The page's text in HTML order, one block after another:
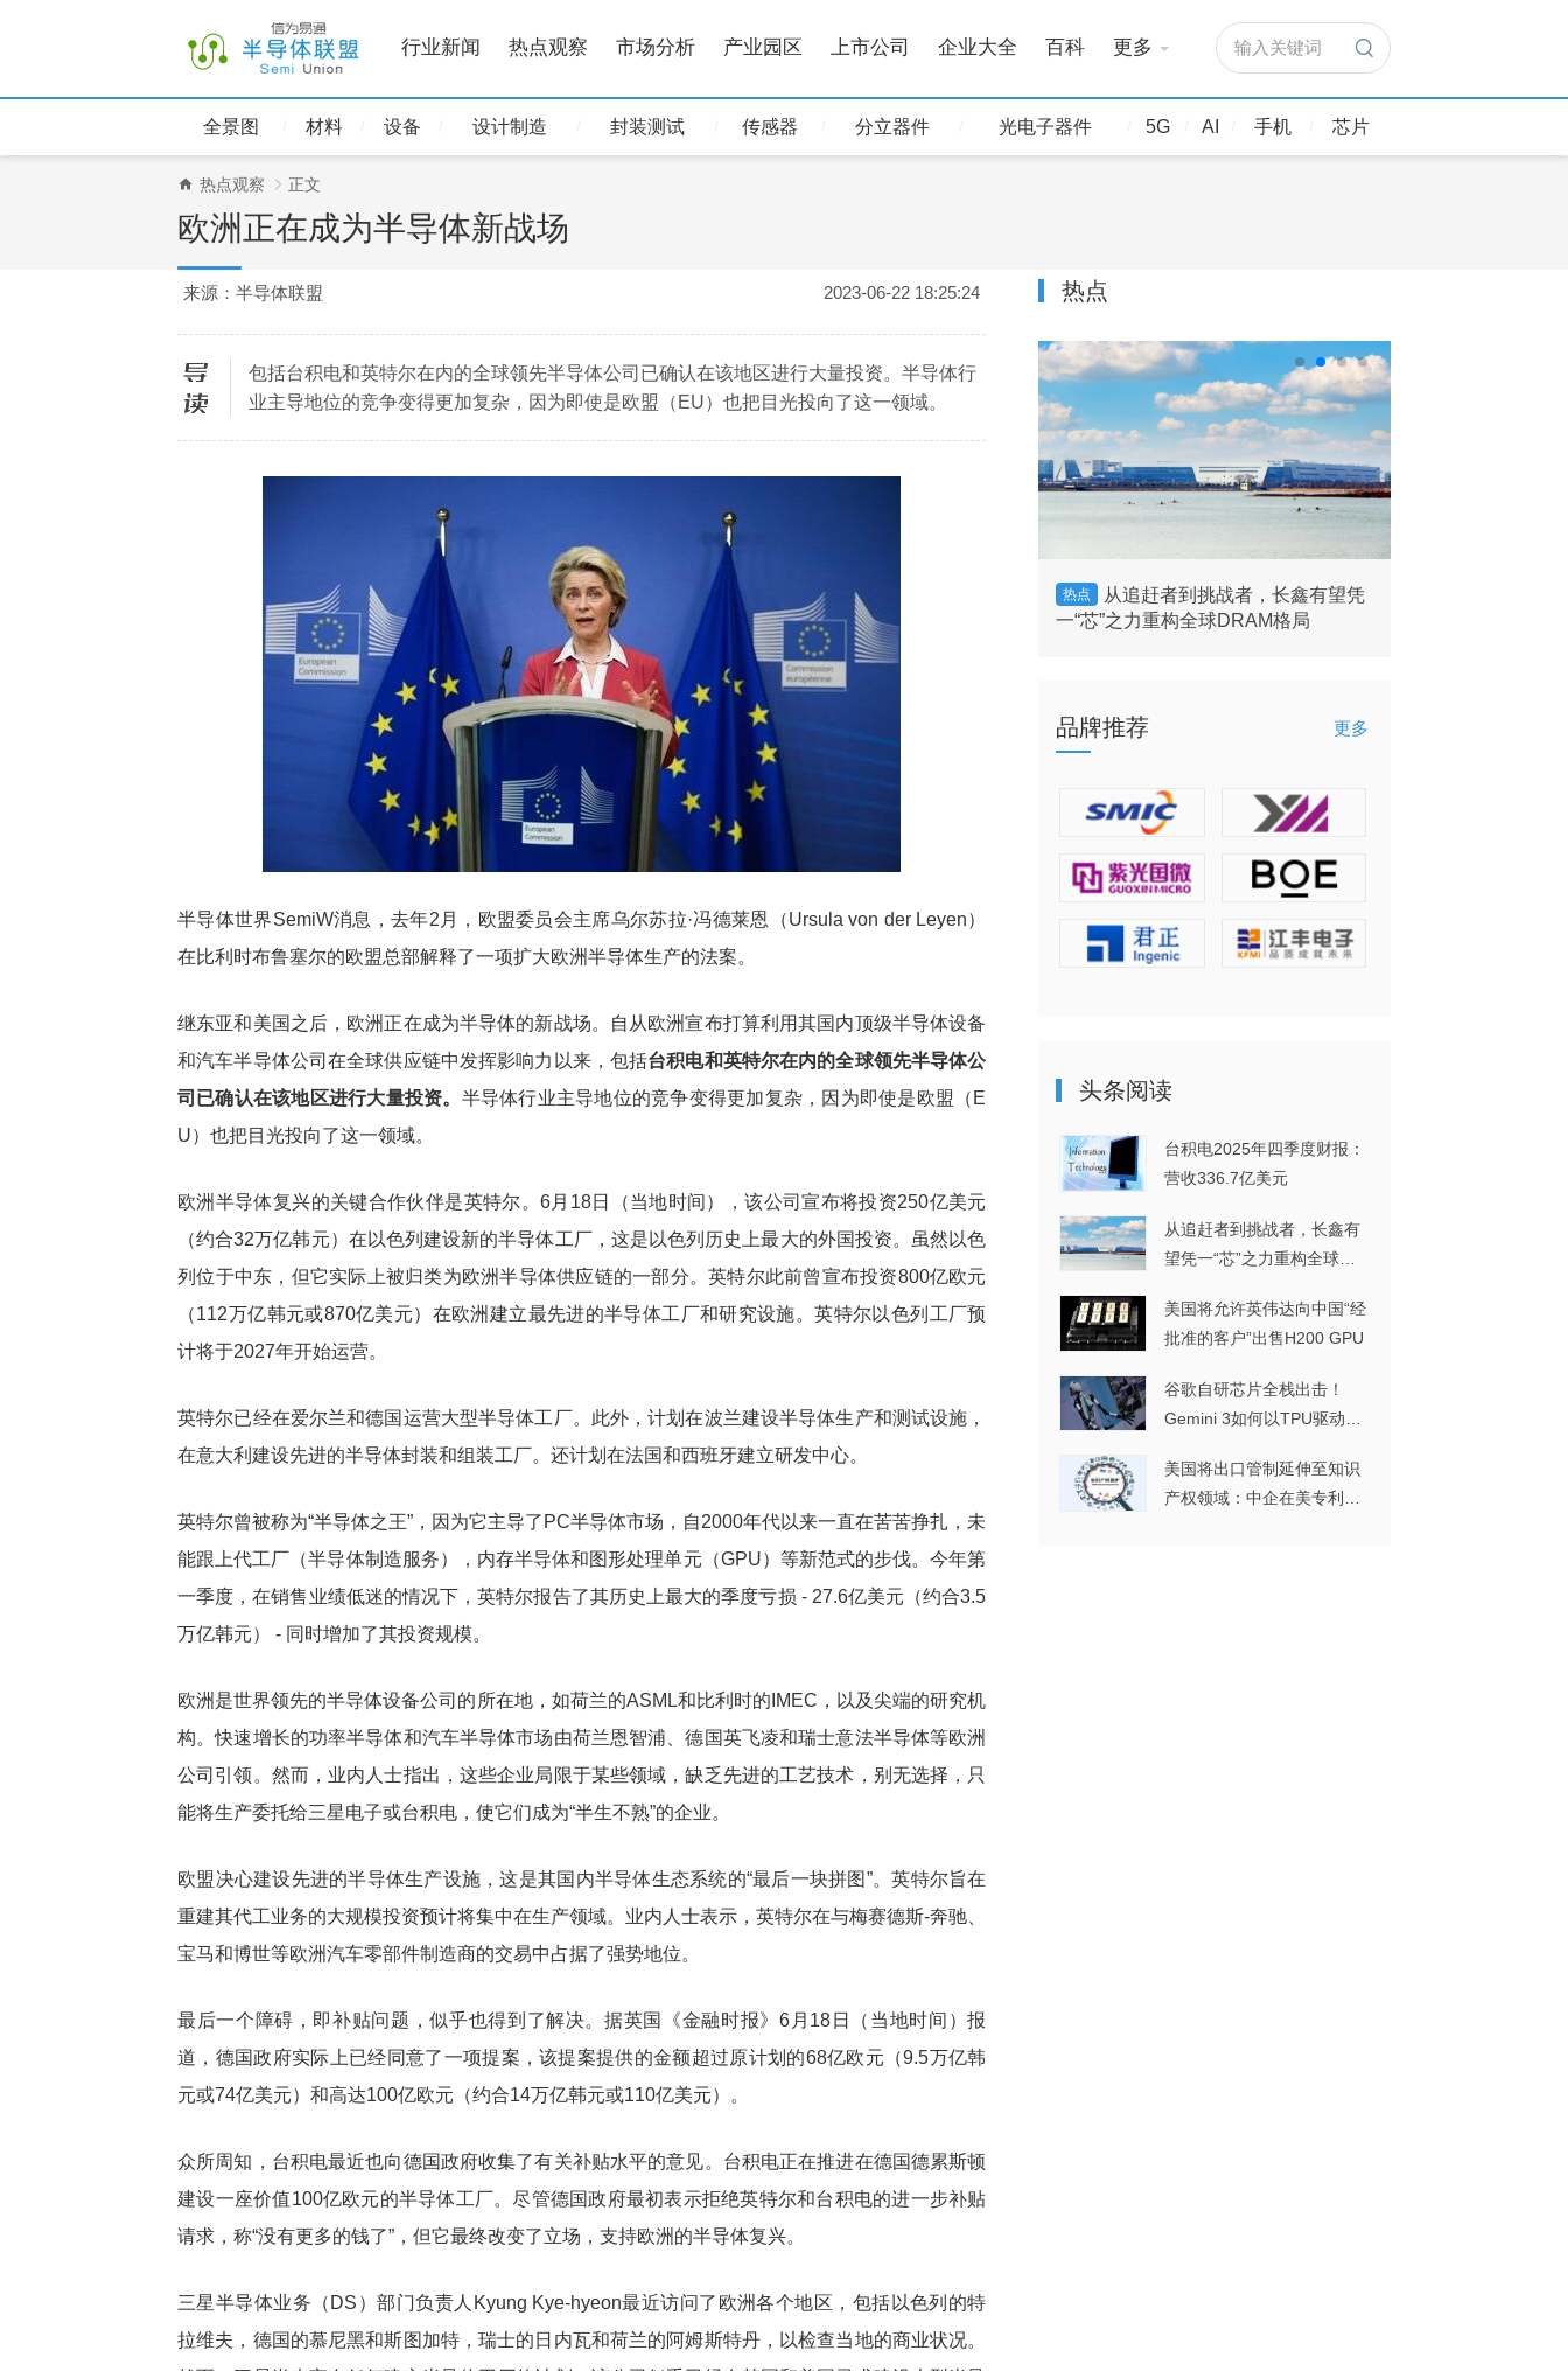
行业新闻 热点观察 市场分析 产业园区 上市公司 企业大全 百科 更多 输入关键词
全景图 材料 设备 设计制造 封装测试 传感器 分立器件 光电子器件 5G AI 手机 芯片
热点观察 正文
欧洲正在成为半导体新战场
来源：半导体联盟 2023-06-22 18:25:24
包括台积电和英特尔在内的全球领先半导体公司已确认在该地区进行大量投资。半导体行
业主导地位的竞争变得更加复杂，因为即使是欧盟（EU）也把目光投向了这一领域。
半导体世界SemiW消息，去年2月，欧盟委员会主席乌尔苏拉·冯德莱恩（Ursula von der Leyen）
在比利时布鲁塞尔的欧盟总部解释了一项扩大欧洲半导体生产的法案。
继东亚和美国之后，欧洲正在成为半导体的新战场。自从欧洲宣布打算利用其国内顶级半导体设备
和汽车半导体公司在全球供应链中发挥影响力以来，包括台积电和英特尔在内的全球领先半导体公
司已确认在该地区进行大量投资。 半导体行业主导地位的竞争变得更加复杂，因为即使是欧盟（E
U）也把目光投向了这一领域。
欧洲半导体复兴的关键合作伙伴是英特尔。6月18日（当地时间），该公司宣布将投资250亿美元
（约合32万亿韩元）在以色列建设新的半导体工厂，这是以色列历史上最大的外国投资。虽然以色
列位于中东，但它实际上被归类为欧洲半导体供应链的一部分。英特尔此前曾宣布投资800亿欧元
（112万亿韩元或870亿美元）在欧洲建立最先进的半导体工厂和研究设施。英特尔以色列工厂预
计将于2027年开始运营。
英特尔已经在爱尔兰和德国运营大型半导体工厂。此外，计划在波兰建设半导体生产和测试设施，
在意大利建设先进的半导体封装和组装工厂。还计划在法国和西班牙建立研发中心。
英特尔曾被称为“半导体之王”，因为它主导了PC半导体市场，自2000年代以来一直在苦苦挣扎，未
能跟上代工厂（半导体制造服务），内存半导体和图形处理单元（GPU）等新范式的步伐。今年第
一季度，在销售业绩低迷的情况下，英特尔报告了其历史上最大的季度亏损 - 27.6亿美元（约合3.5
万亿韩元） - 同时增加了其投资规模。
欧洲是世界领先的半导体设备公司的所在地，如荷兰的ASML和比利时的IMEC，以及尖端的研究机
构。快速增长的功率半导体和汽车半导体市场由荷兰恩智浦、德国英飞凌和瑞士意法半导体等欧洲
公司引领。然而，业内人士指出，这些企业局限于某些领域，缺乏先进的工艺技术，别无选择，只
能将生产委托给三星电子或台积电，使它们成为“半生不熟”的企业。
欧盟决心建设先进的半导体生产设施，这是其国内半导体生态系统的“最后一块拼图”。英特尔旨在
重建其代工业务的大规模投资预计将集中在生产领域。业内人士表示，英特尔在与梅赛德斯-奔驰、
宝马和博世等欧洲汽车零部件制造商的交易中占据了强势地位。
最后一个障碍，即补贴问题，似乎也得到了解决。据英国《金融时报》6月18日（当地时间）报
道，德国政府实际上已经同意了一项提案，该提案提供的金额超过原计划的68亿欧元（9.5万亿韩
元或74亿美元）和高达100亿欧元（约合14万亿韩元或110亿美元）。
众所周知，台积电最近也向德国政府收集了有关补贴水平的意见。台积电正在推进在德国德累斯顿
建设一座价值100亿欧元的半导体工厂。尽管德国政府最初表示拒绝英特尔和台积电的进一步补贴
请求，称“没有更多的钱了”，但它最终改变了立场，支持欧洲的半导体复兴。
三星半导体业务（DS）部门负责人Kyung Kye-hyeon最近访问了欧洲各个地区，包括以色列的特
拉维夫，德国的慕尼黑和斯图加特，瑞士的日内瓦和荷兰的阿姆斯特丹，以检查当地的商业状况。
热点
热点
谷歌自研芯片全栈出击！Gemini
3如何以TPU驱动实现多模态突破？
热点
台积电2025年四季度财报：营收
336.7亿美元
热点
从追赶者到挑战者，长鑫有望凭
一“芯”之力重构全球DRAM格局
品牌推荐 更多
头条阅读
台积电2025年四季度财报：
营收336.7亿美元
从追赶者到挑战者，长鑫有
望凭一“芯”之力重构全球
美国将允许英伟达向中国“经
批准的客户”出售H200 GPU
谷歌自研芯片全栈出击！
Gemini 3如何以TPU驱动实
美国将出口管制延伸至知识
产权领域：中企在美专利维